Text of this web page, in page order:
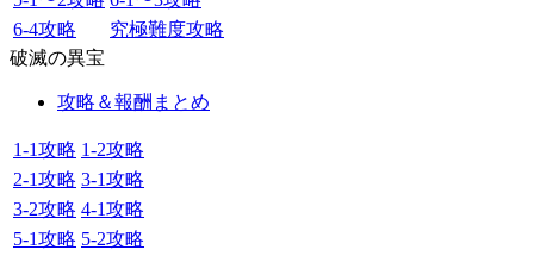
6-4攻略
究極難度攻略
破滅の異宝
攻略＆報酬まとめ
1-1攻略 1-2攻略
2-1攻略 3-1攻略
3-2攻略 4-1攻略
5-1攻略 5-2攻略